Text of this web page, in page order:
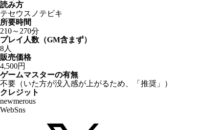
読み方
テセウスノテビキ
所要時間
210～270分
プレイ人数（GM含まず）
8人
販売価格
4,500円
ゲームマスターの有無
不要（いた方が没入感が上がるため、「推奨」）
クレジット
newmerous
WebSns